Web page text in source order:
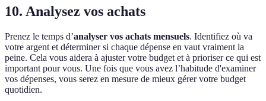
10. Analysez vos achats
Prenez le temps d’analyser vos achats mensuels. Identifiez où va
votre argent et déterminer si chaque dépense en vaut vraiment la
peine. Cela vous aidera à ajuster votre budget et à prioriser ce qui est
important pour vous. Une fois que vous avez l’habitude d'examiner
vos dépenses, vous serez en mesure de mieux gérer votre budget
quotidien.